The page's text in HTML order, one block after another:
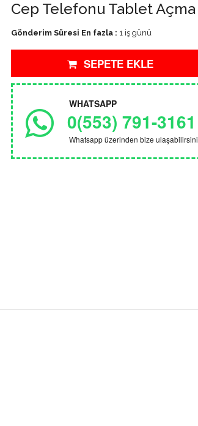
Cep Telefonu Tablet Açma
Gönderim Süresi En fazla : 1 iş günü
SEPETE EKLE
WHATSAPP
0(553) 791-3161
Whatsapp üzerinden bize